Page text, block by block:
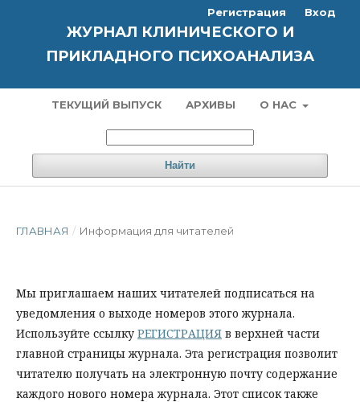
ЖУРНАЛ КЛИНИЧЕСКОГО И
ПРИКЛАДНОГО ПСИХОАНАЛИЗА
ТЕКУЩИЙ ВЫПУСК АРХИВЫ О НАС
Найти
Регистрация Вход
ГЛАВНАЯ / Информация для читателей
Мы приглашаем наших читателей подписаться на
уведомления о выходе номеров этого журнала.
Используйте ссылку РЕГИСТРАЦИЯ в верхней части
главной страницы журнала. Эта регистрация позволит
читателю получать на электронную почту содержание
каждого нового номера журнала. Этот список также